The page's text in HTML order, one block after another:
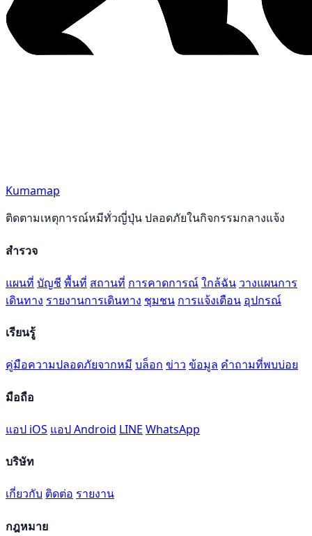
Kumamap
ติดตามเหตุการณ์หมีทั่วญี่ปุ่น ปลอดภัยในกิจกรรมกลางแจ้ง
สำรวจ
แผนที่ บัญชี พื้นที่ สถานที่ การคาดการณ์ใกล้ฉัน วางแผนการ
เดินทาง รายงานการเดินทาง ชุมชน การแจ้งเตือน อุปกรณ์
เรียนรู้
คู่มือความปลอดภัยจากหมี บล็อก ข่าว ข้อมูล คำถามที่พบบ่อย
มือถือ
แอป iOS แอป Android LINE WhatsApp
บริษัท
เกี่ยวกับ ติดต่อ รายงาน
กฎหมาย